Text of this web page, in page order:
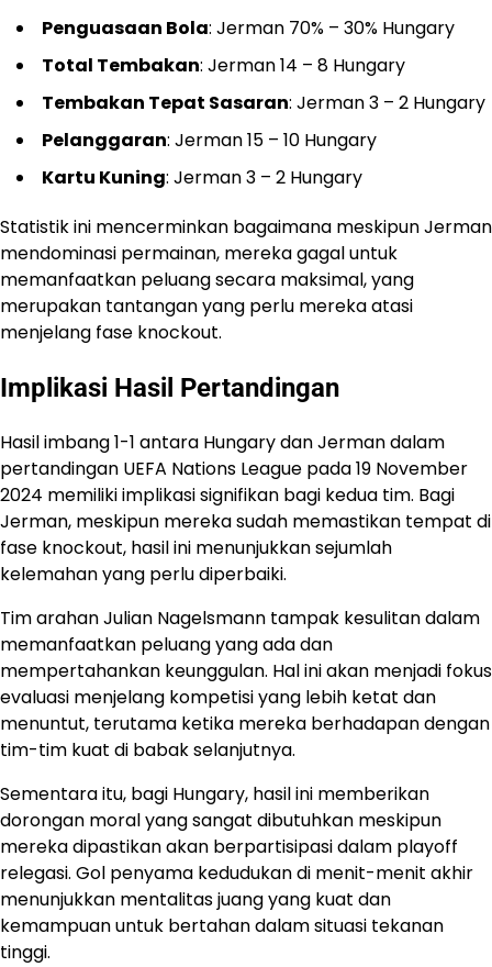
Penguasaan Bola: Jerman 70% – 30% Hungary
Total Tembakan: Jerman 14 – 8 Hungary
Tembakan Tepat Sasaran: Jerman 3 – 2 Hungary
Pelanggaran: Jerman 15 – 10 Hungary
Kartu Kuning: Jerman 3 – 2 Hungary
Statistik ini mencerminkan bagaimana meskipun Jerman
mendominasi permainan, mereka gagal untuk
memanfaatkan peluang secara maksimal, yang
merupakan tantangan yang perlu mereka atasi
menjelang fase knockout.
Implikasi Hasil Pertandingan
Hasil imbang 1-1 antara Hungary dan Jerman dalam
pertandingan UEFA Nations League pada 19 November
2024 memiliki implikasi signifikan bagi kedua tim.​ Bagi
Jerman, meskipun mereka sudah memastikan tempat di
fase knockout, hasil ini menunjukkan sejumlah
kelemahan yang perlu diperbaiki.
Tim arahan Julian Nagelsmann tampak kesulitan dalam
memanfaatkan peluang yang ada dan
mempertahankan keunggulan. Hal ini akan menjadi fokus
evaluasi menjelang kompetisi yang lebih ketat dan
menuntut, terutama ketika mereka berhadapan dengan
tim-tim kuat di babak selanjutnya.
Sementara itu, bagi Hungary, hasil ini memberikan
dorongan moral yang sangat dibutuhkan meskipun
mereka dipastikan akan berpartisipasi dalam playoff
relegasi. Gol penyama kedudukan di menit-menit akhir
menunjukkan mentalitas juang yang kuat dan
kemampuan untuk bertahan dalam situasi tekanan
tinggi.